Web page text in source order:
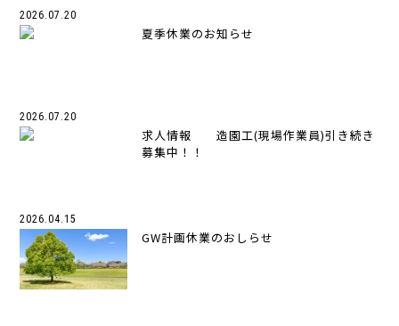
2026.07.20
夏季休業のお知らせ
2026.07.20
求人情報 造園工(現場作業員)引き続き
募集中！！
2026.04.15
GW計画休業のおしらせ